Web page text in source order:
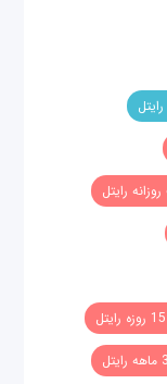
رایتل